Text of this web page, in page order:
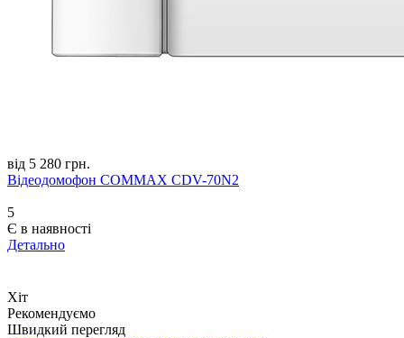
від 5 280 грн.
Відеодомофон COMMAX CDV-70N2
5
Є в наявності
Детально
Хіт
Рекомендуємо
Швидкий перегляд